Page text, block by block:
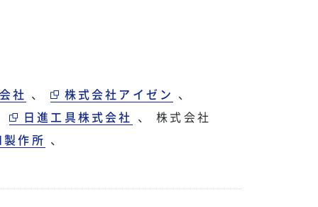
社 、 株式会社アイゼン
、
日進工具株式会社 、
株式会社
製作所
、